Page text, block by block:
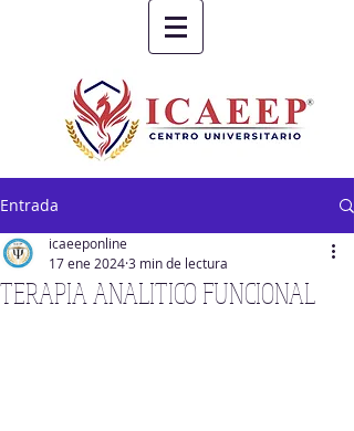
Entrada
TERAPIA ANALITICO FUNCIONAL
icaeeponline
17 ene 20243 min de lectura